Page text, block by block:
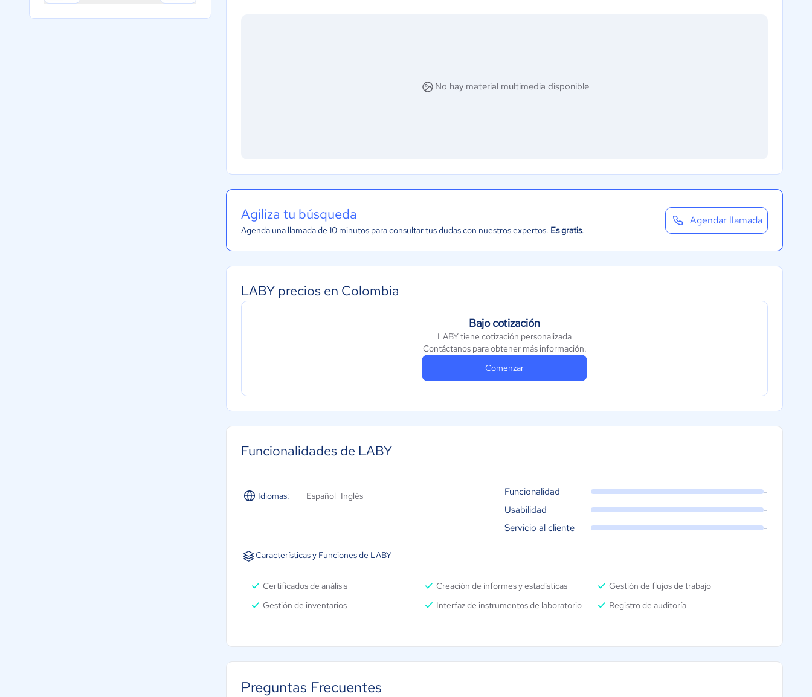
No hay material multimedia disponible
Agiliza tu búsqueda
Agenda una llamada de 10 minutos para consultar tus dudas con nuestros expertos. Es gratis.
Agendar llamada
LABY precios en Colombia
Bajo cotización
LABY tiene cotización personalizada
Contáctanos para obtener más información.
Comenzar
Funcionalidades de LABY
Idiomas: Español Inglés Funcionalidad
-
Usabilidad
-
Servicio al cliente
-
Características y Funciones de LABY
Certificados de análisis Creación de informes y estadísticas
Gestión de flujos de trabajo
Gestión de inventarios
Interfaz de instrumentos de laboratorio Registro de auditoría
Preguntas Frecuentes